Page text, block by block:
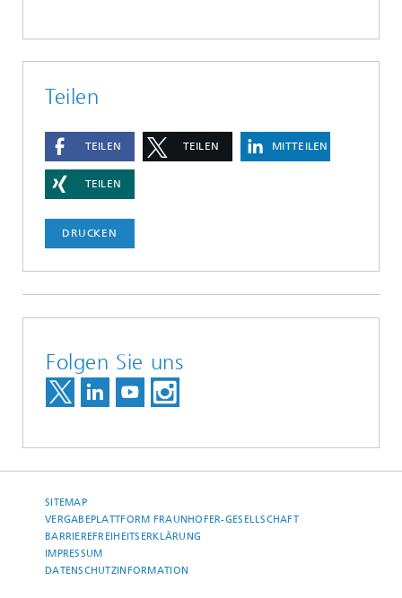
Teilen
TEILEN TEILEN MITTEILEN
TEILEN
DRUCKEN
Folgen Sie uns
SITEMAP
VERGABEPLATTFORM FRAUNHOFER-GESELLSCHAFT
BARRIEREFREIHEITSERKLÄRUNG
IMPRESSUM
DATENSCHUTZINFORMATION